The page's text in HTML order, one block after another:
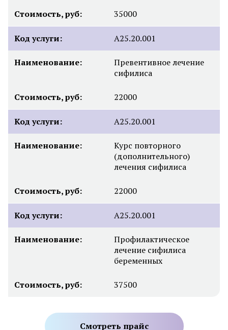
Стоимость, руб: 35000
Код услуги: А25.20.001
Наименование:
Превентивное лечение
сифилиса
Стоимость, руб: 22000
Код услуги: А25.20.001
Наименование:
Курс повторного
(дополнительного)
лечения сифилиса
Стоимость, руб: 22000
Код услуги: А25.20.001
Наименование:
Профилактическое
лечение сифилиса
беременных
Стоимость, руб: 37500
Смотреть прайс